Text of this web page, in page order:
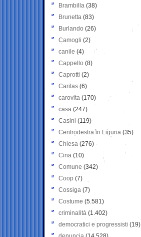
Brambilla (38)
Brunetta (83)
Burlando (26)
Camogli (2)
canile (4)
Cappello (8)
Caprotti (2)
Caritas (6)
carovita (170)
casa (247)
Casini (119)
Centrodestra in Liguria (35)
Chiesa (276)
Cina (10)
Comune (342)
Coop (7)
Cossiga (7)
Costume (5.581)
criminalità (1.402)
democratici e progressisti (19)